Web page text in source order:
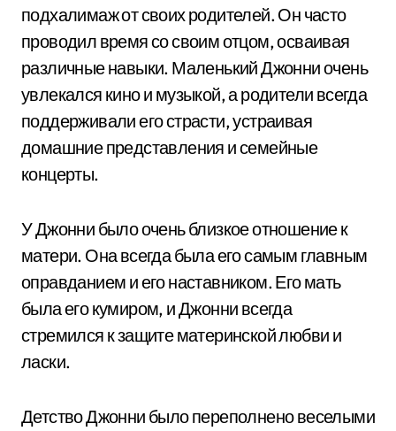
подхалимаж от своих родителей. Он часто
проводил время со своим отцом, осваивая
различные навыки. Маленький Джонни очень
увлекался кино и музыкой, а родители всегда
поддерживали его страсти, устраивая
домашние представления и семейные
концерты.
У Джонни было очень близкое отношение к
матери. Она всегда была его самым главным
оправданием и его наставником. Его мать
была его кумиром, и Джонни всегда
стремился к защите материнской любви и
ласки.
Детство Джонни было переполнено веселыми